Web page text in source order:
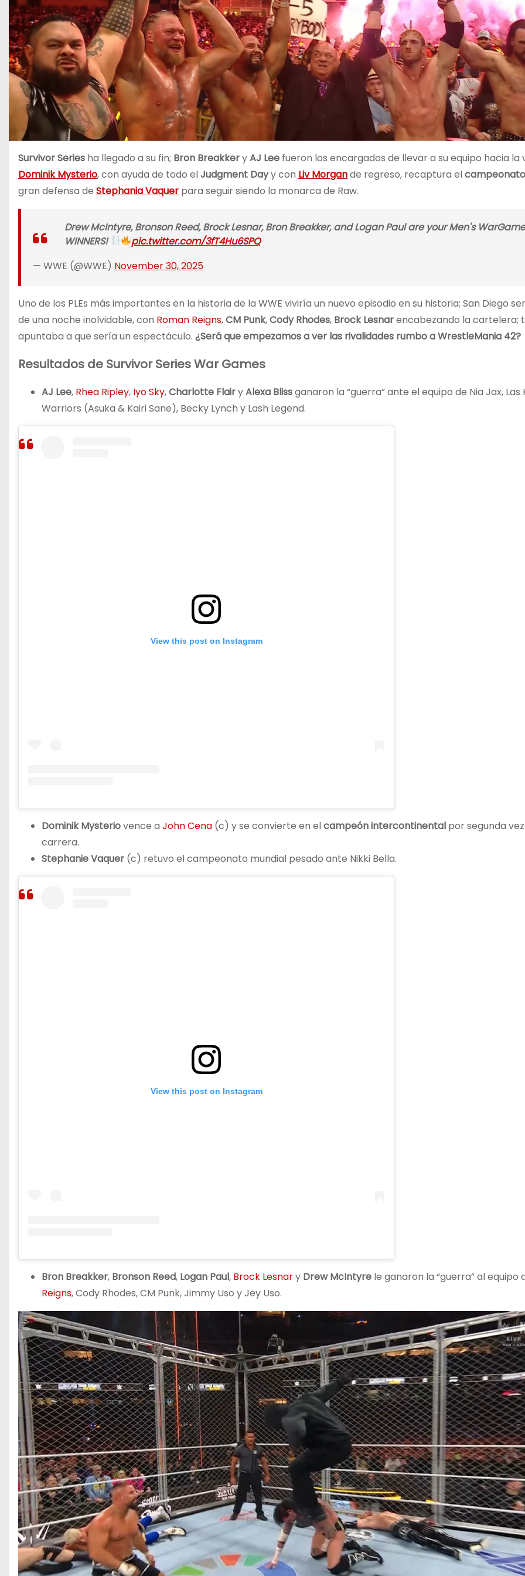
Survivor Series ha llegado a su fin; Bron BreakkeryAJ Lee fueron los encargados de llevar a su equipo hacia la
Dominik Mysterio, con ayuda de todo elJudgment Dayy con Liv Morgande regreso, recaptura el
gran defensa de Stephania Vaquer para seguir siendo la monarca de Raw.
Drew McIntyre, Bronson Reed, Brock Lesnar, Bron Breakker, and Logan Paul are your Men's
WINNERS!
pic.twitter.com/3fT4Hu6SPQ
— WWE (@WWE) November 30, 2025
Uno de los PLEs más importantes en la historia de la WWE viviría un nuevo episodio en su historia; San Diego
de una noche inolvidable, con Roman Reigns,CM Punk,Cody Rhodes, Brock Lesnarencabezando la cartelera;
apuntaba a que sería un espectáculo. ¿Será que empezamos a ver las rivalidades rumbo a WrestleMania 42?
Resultados de Survivor Series War Games
AJ Lee, Rhea Ripley, Iyo Sky,Charlotte FlairyAlexa Blissganaron la “guerra” ante el equipo de Nia Jax, Las
Warriors (Asuka & Kairi Sane), Becky Lynch y Lash Legend.
View this post on Instagram
Dominik Mysteriovence a John Cena (c) y se convierte en elcampeón intercontinental por segunda
carrera.
Stephanie Vaquer (c) retuvo el campeonato mundial pesado ante Nikki Bella.
View this post on Instagram
Bron Breakker, Bronson Reed, Logan Paul, Brock Lesnary Drew McIntyre le ganaron la “guerra” al equipo
Reigns, Cody Rhodes, CM Punk, Jimmy Uso y Jey Uso.